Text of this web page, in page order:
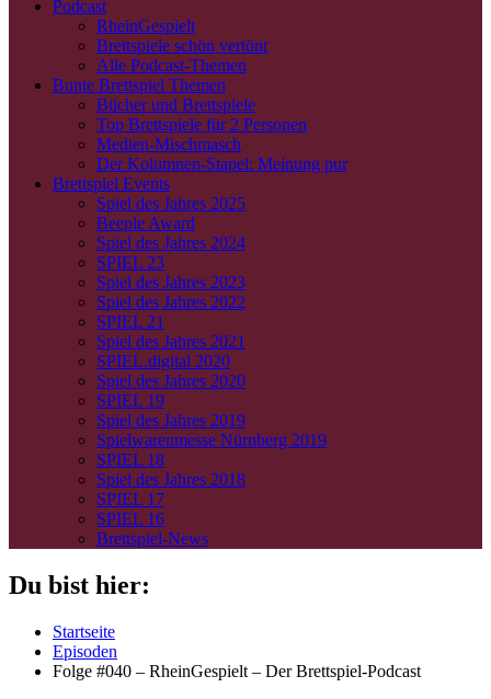
Podcast
RheinGespielt
Brettspiele schön vertönt
Alle Podcast-Themen
Bunte Brettspiel Themen
Bücher und Brettspiele
Top Brettspiele für 2 Personen
Medien-Mischmasch
Der Kolumnen-Stapel: Meinung pur
Brettspiel Events
Spiel des Jahres 2025
Beeple Award
Spiel des Jahres 2024
SPIEL 23
Spiel des Jahres 2023
Spiel des Jahres 2022
SPIEL 21
Spiel des Jahres 2021
SPIEL.digital 2020
Spiel des Jahres 2020
SPIEL 19
Spiel des Jahres 2019
Spielwarenmesse Nürnberg 2019
SPIEL 18
Spiel des Jahres 2018
SPIEL 17
SPIEL 16
Brettspiel-News
Du bist hier:
Startseite
Episoden
Folge #040 – RheinGespielt – Der Brettspiel-Podcast